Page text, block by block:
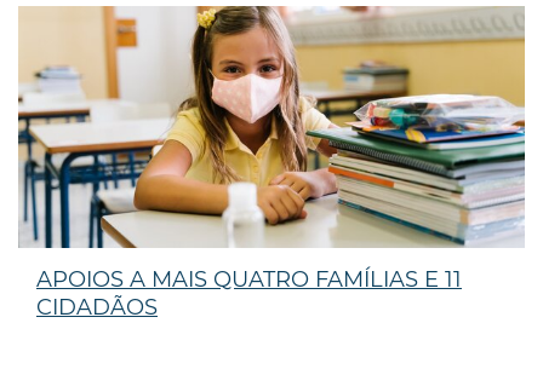
APOIOS A MAIS QUATRO FAMÍLIAS E 11
CIDADÃOS